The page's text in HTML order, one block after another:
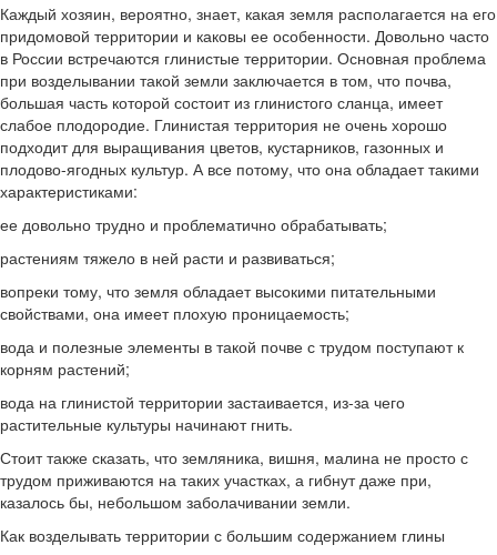
Каждый хозяин, вероятно, знает, какая земля располагается на его
придомовой территории и каковы ее особенности. Довольно часто
в России встречаются глинистые территории. Основная проблема
при возделывании такой земли заключается в том, что почва,
большая часть которой состоит из глинистого сланца, имеет
слабое плодородие. Глинистая территория не очень хорошо
подходит для выращивания цветов, кустарников, газонных и
плодово-ягодных культур. А все потому, что она обладает такими
характеристиками:
ее довольно трудно и проблематично обрабатывать;
растениям тяжело в ней расти и развиваться;
вопреки тому, что земля обладает высокими питательными
свойствами, она имеет плохую проницаемость;
вода и полезные элементы в такой почве с трудом поступают к
корням растений;
вода на глинистой территории застаивается, из-за чего
растительные культуры начинают гнить.
Стоит также сказать, что земляника, вишня, малина не просто с
трудом приживаются на таких участках, а гибнут даже при,
казалось бы, небольшом заболачивании земли.
Как возделывать территории с большим содержанием глины